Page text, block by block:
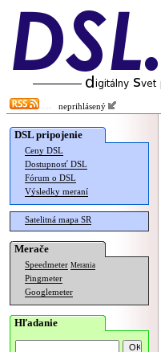
neprihlásený
DSL pripojenie
Ceny DSL
Dostupnosť DSL
Fórum o DSL
Výsledky meraní
Satelitná mapa SR
Merače
Speedmeter Merania
Pingmeter
Googlemeter
Hľadanie